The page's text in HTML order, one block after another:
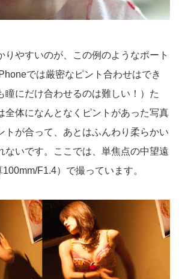
りやすいのが、この例のようなポート
では厳密なピント合わせはでき
瞳にだけ合わせるのは難しい！）た
全体になんとなくピントがあった写真
トが合って、あとはふんわり柔らかい
ないです。ここでは、単焦点の中望遠
F1.4）で撮っています。